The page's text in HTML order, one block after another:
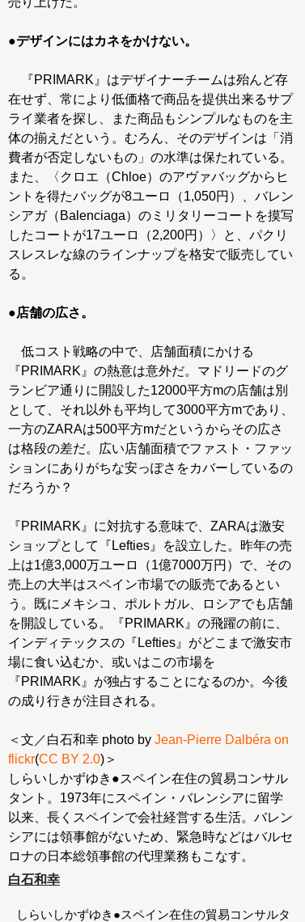
●デザインにはカネをかけない。
『PRIMARK』はデザイナーチームは殆んど存
在せず、常により低価格で商品を提供出来るサプ
ライ業者を探し、また商品もシンプルなものを主
体の揃えだという。むろん、そのデザインは「消
費者が否定しないもの」の水準は保たれている。
また、〈クロエ（Chloe）のアヴァバッグからヒ
ントを得たバッグが8ユーロ（1,050円）、バレン
シアガ（Balenciaga）のミリタリーコートを摸写
したコートが17ユーロ（2,200円）〉と、パクリ
スレスレな線のラインナップを格安で販売してい
る。
●店舗の広さ。
低コスト戦略の中で、店舗面積にかける
『PRIMARK』の熱意は意外だ。マドリードのグ
ランビア通りに開設した12000平方mの店舗は別
として、それ以外も平均して3000平方mであり、
一方のZARAは500平方mだというからその広さ
は格段の差だ。広い店舗面積でファスト・ファッ
ションにありがちな安っぽさをカバーしているの
だろうか？
『PRIMARK』に対抗する意味で、ZARAは激安
ショップとして『Lefties』を設立した。昨年の売
上は1億3,000万ユーロ（1億7000万円）で、その
売上の大半はスペイン市場での販売であるとい
う。既にメキシコ、ポルトガル、ロシアでも店舗
を開設している。『PRIMARK』の飛躍の前に、
インディテックスの『Lefties』がどこまで激安市
場に食い込むか、或いはこの市場を
『PRIMARK』が独占することになるのか。今後
の成り行きが注目される。
＜文／白石和幸 photo by Jean-Pierre Dalbéra on
flickr(CC BY 2.0)＞
しらいしかずゆき●スペイン在住の貿易コンサル
タント。1973年にスペイン・バレンシアに留学
以来、長くスペインで会社経営する生活。バレン
シアには領事館がないため、緊急時などはバルセ
ロナの日本総領事館の代理業務もこなす。
白石和幸
しらいしかずゆき●スペイン在住の貿易コンサルタ